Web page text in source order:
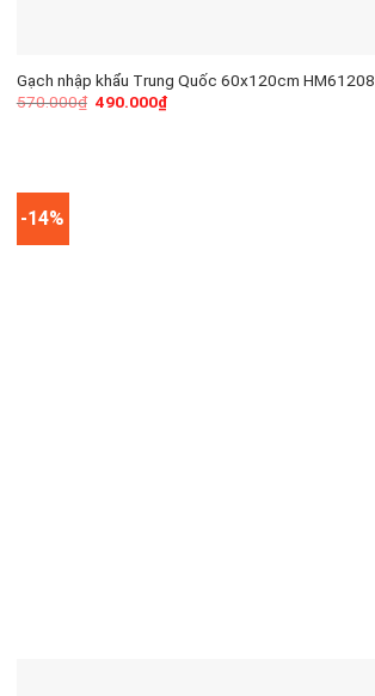
Gạch nhập khẩu Trung Quốc 60x120cm HM61208
570.000₫ 490.000₫
-14%